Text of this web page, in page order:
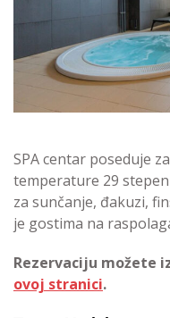
SPA centar poseduje
temperature 29
za sunčanje, đakuzi,
je gostima na
Rezervaciju možete
ovoj stranici.